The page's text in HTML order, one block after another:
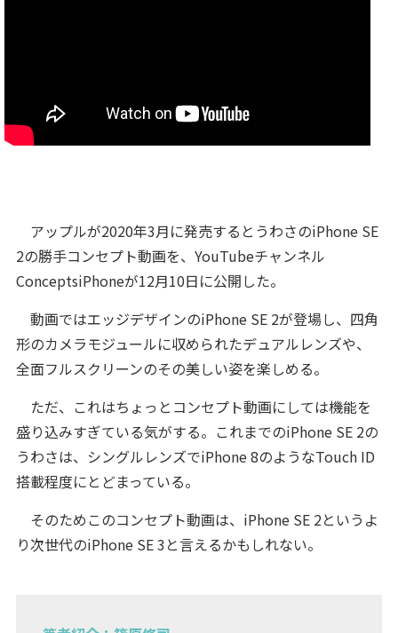
アップルが2020年3月に発売するとうわさのiPhone SE
2の勝手コンセプト動画を、YouTubeチャンネル
ConceptsiPhoneが12月10日に公開した。
動画ではエッジデザインのiPhone SE 2が登場し、四角
形のカメラモジュールに収められたデュアルレンズや、
全面フルスクリーンのその美しい姿を楽しめる。
ただ、これはちょっとコンセプト動画にしては機能を
盛り込みすぎている気がする。これまでのiPhone SE 2の
うわさは、シングルレンズでiPhone 8のようなTouch ID
搭載程度にとどまっている。
そのためこのコンセプト動画は、iPhone SE 2というよ
り次世代のiPhone SE 3と言えるかもしれない。